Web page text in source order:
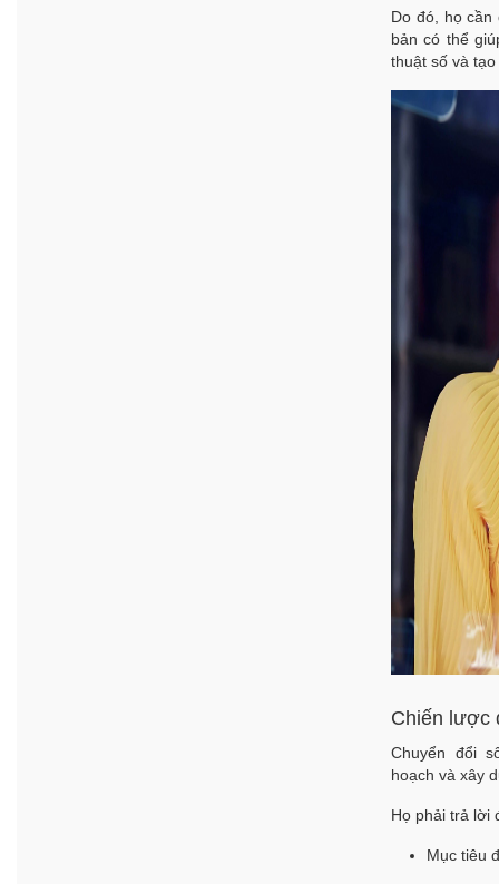
Do đó, họ
bản có thể
thuật số và
Chiến lược
Chuyển đổi
hoạch và xây
Họ phải trả lời
Mục tiêu